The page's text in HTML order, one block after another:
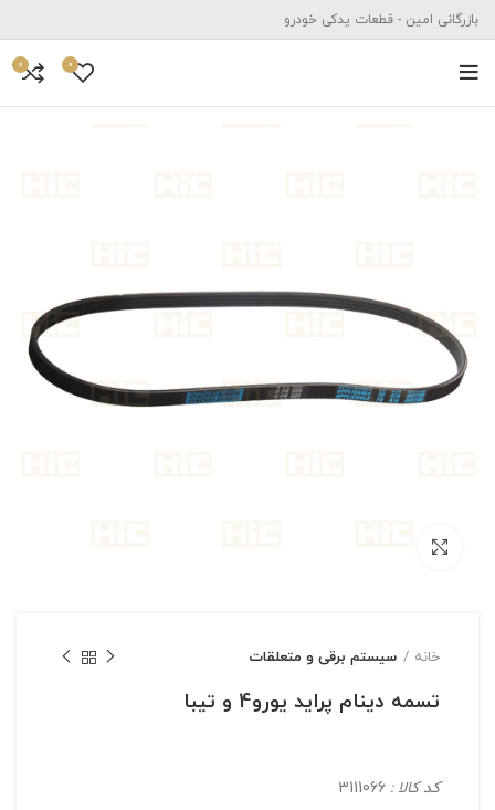
بازرگانی امین - قطعات یدکی خودرو
0
0
خانه سیستم برقی و متعلقات
تسمه دينام پرايد يورو4 و تيبا
کد کالا :